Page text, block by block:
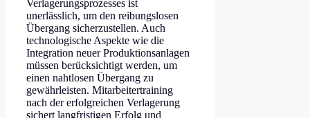
Verlagerungsprozesses ist
unerlässlich, um den reibungslosen
Übergang sicherzustellen. Auch
technologische Aspekte wie die
Integration neuer Produktionsanlagen
müssen berücksichtigt werden, um
einen nahtlosen Übergang zu
gewährleisten. Mitarbeitertraining
nach der erfolgreichen Verlagerung
sichert langfristigen Erfolg und